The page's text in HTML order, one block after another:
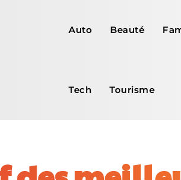
Auto Beauté
Tech Tourisme